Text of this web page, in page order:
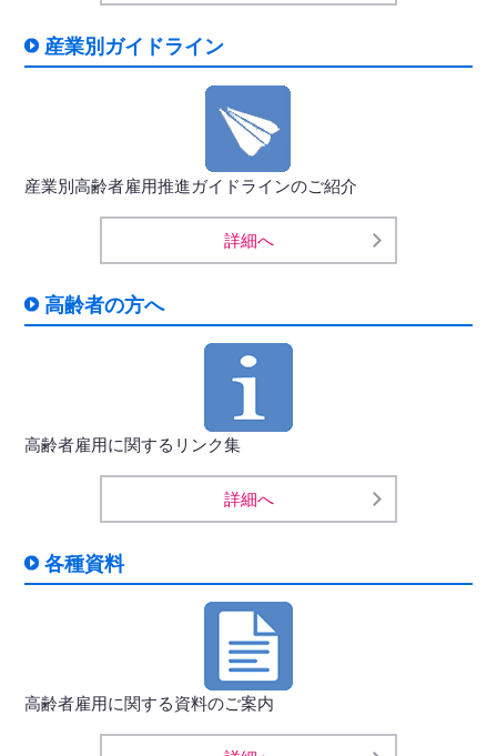
産業別ガイドライン
産業別高齢者雇用推進ガイドラインのご紹介
詳細へ
高齢者の方へ
高齢者雇用に関するリンク集
詳細へ
各種資料
高齢者雇用に関する資料のご案内